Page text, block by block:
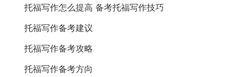
托福写作怎么提高 备考托福写作技巧
托福写作备考建议
托福写作备考攻略
托福写作备考方向